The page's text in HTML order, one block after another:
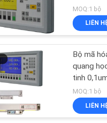
mã hóa
tuyệt đối
cụ thả
MOQ:1 bộ
LIÊN
Bộ mã
quang
tinh
MOQ:1 bộ
LIÊN